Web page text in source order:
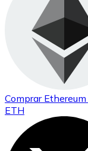
Comprar Ethereum
ETH